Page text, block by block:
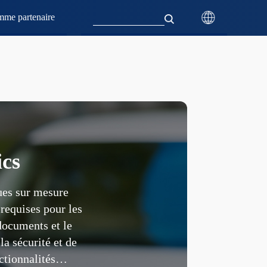
partenaire
sur mesure
pour les
et le
sécurité et de